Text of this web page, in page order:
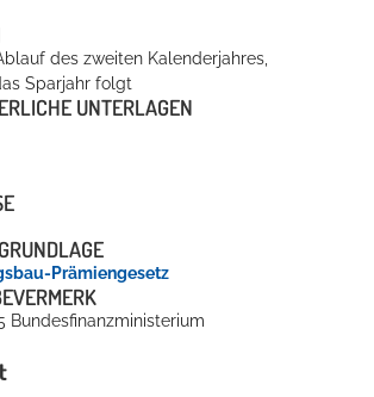
des zweiten Kalenderjahres,
Sparjahr folgt
UNTERLAGEN
Prämiengesetz
Bundesfinanzministerium